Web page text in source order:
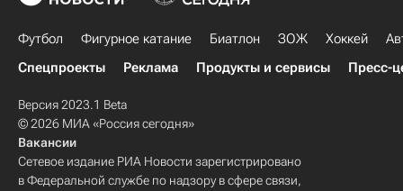
Футбол Фигурное катание Биатлон ЗОЖ Хоккей
Спецпроекты
Реклама Продукты и сервисы Пресс-
Версия 2023.1 Beta
© 2026 МИА «Россия сегодня»
Вакансии
Сетевое издание РИА Новости зарегистрировано
в Федеральной службе по надзору в сфере связи,